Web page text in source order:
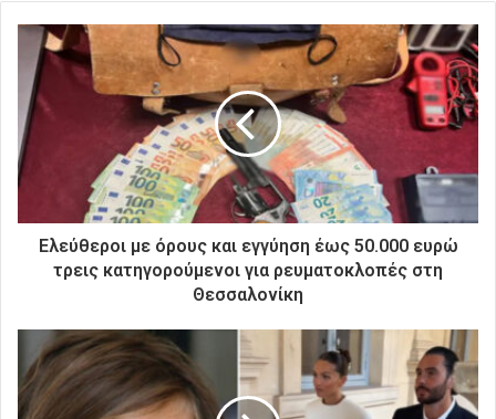
ε
η
λ
ε
τ
σ
α
Ελεύθεροι με όρους και εγγύηση έως 50.000 ευρώ
τρεις κατηγορούμενοι για ρευματοκλοπές στη
Θεσσαλονίκη